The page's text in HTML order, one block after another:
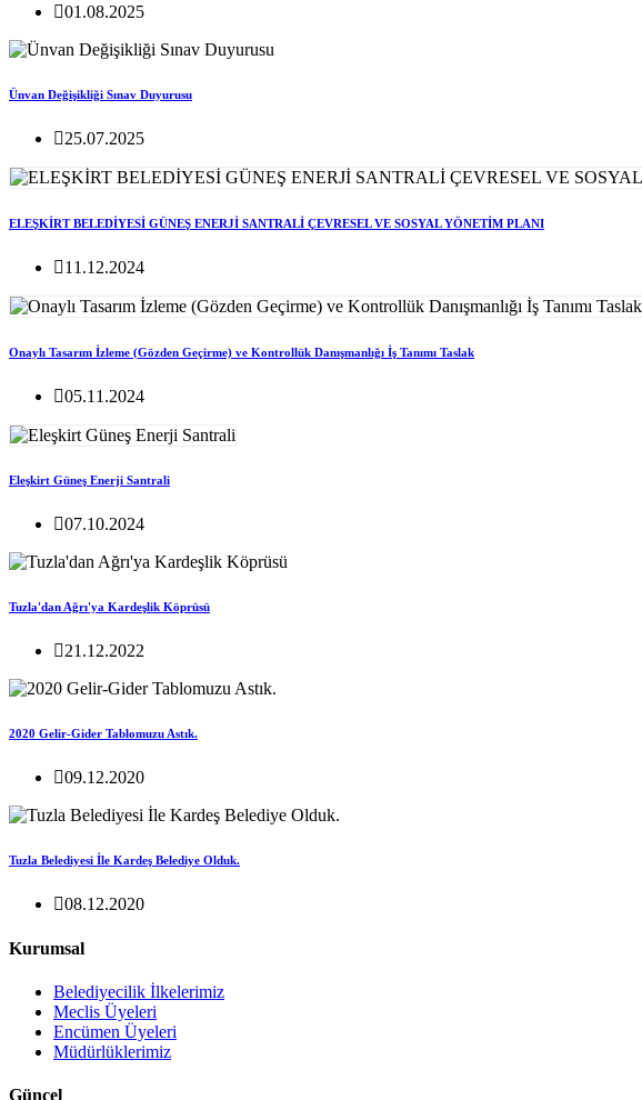
01.08.2025
Ünvan Değişikliği Sınav Duyurusu
25.07.2025
ELEŞKİRT BELEDİYESİ GÜNEŞ ENERJİ SANTRALİ ÇEVRESEL VE SOSYAL YÖNETİM PLANI
11.12.2024
Onaylı Tasarım İzleme (Gözden Geçirme) ve Kontrollük Danışmanlığı İş Tanımı Taslak
05.11.2024
Eleşkirt Güneş Enerji Santrali
07.10.2024
Tuzla'dan Ağrı'ya Kardeşlik Köprüsü
21.12.2022
2020 Gelir-Gider Tablomuzu Astık.
09.12.2020
Tuzla Belediyesi İle Kardeş Belediye Olduk.
08.12.2020
Kurumsal
Belediyecilik İlkelerimiz
Meclis Üyeleri
Encümen Üyeleri
Müdürlüklerimiz
Güncel